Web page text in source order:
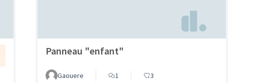
Panneau "enfant"
Gaouere 1 3